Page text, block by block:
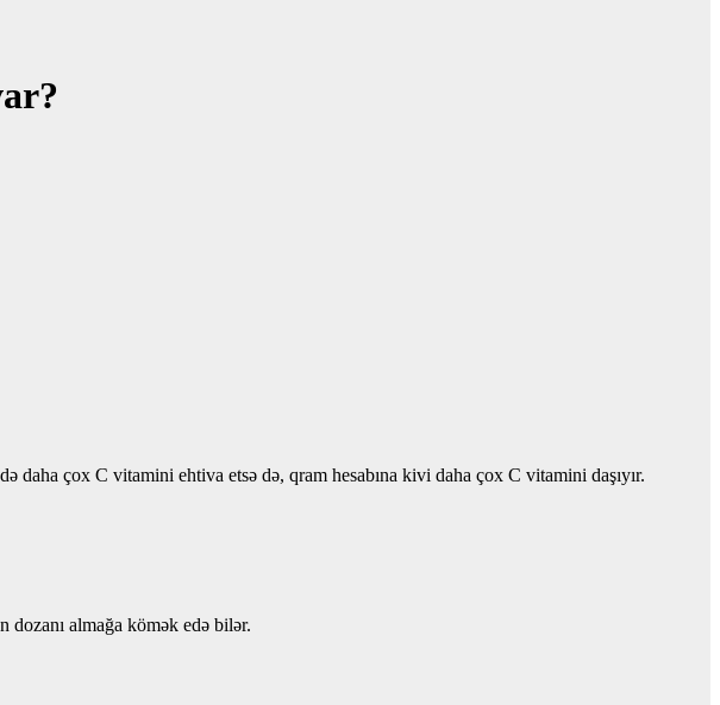
çox C vitamini ehtiva etsə də, qram hesabına kivi daha çox C vitamini daşıyır.
almağa kömək edə bilər.